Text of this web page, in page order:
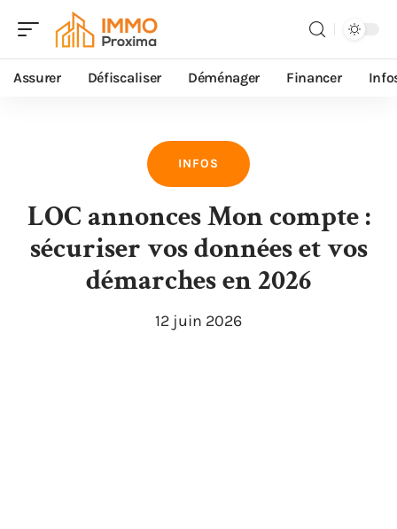
Assurer Défiscaliser Déménager Financer
INFOS
LOC annonces Mon compte :
sécuriser vos données et vos
démarches en 2026
12 juin 2026